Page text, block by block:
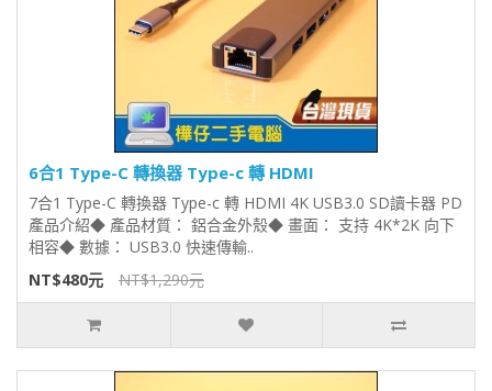
6合1 Type-C 轉換器 Type-c 轉 HDMI
7合1 Type-C 轉換器 Type-c 轉 HDMI 4K USB3.0 SD讀卡器 PD
產品介紹◆ 產品材質： 鋁合金外殼◆ 畫面： 支持 4K*2K 向下
相容◆ 數據： USB3.0 快速傳輸..
NT$480元
NT$1,290元